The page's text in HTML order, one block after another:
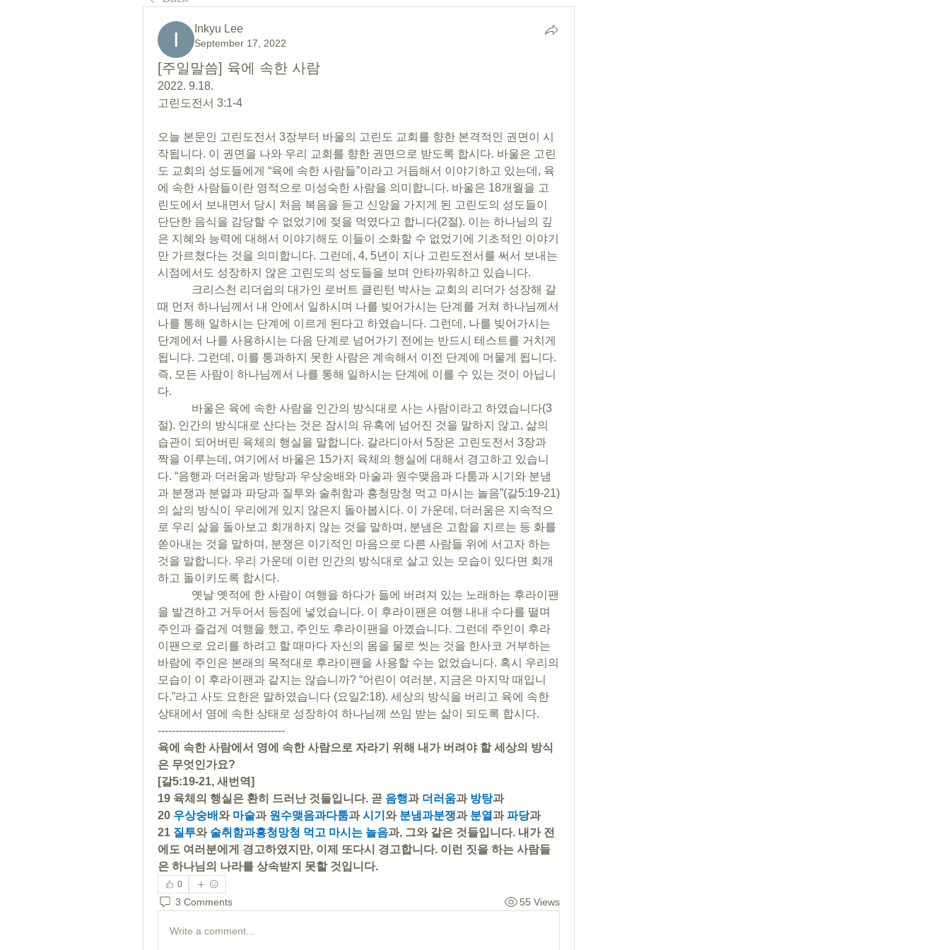
Inkyu Lee
September 17, 2022
[주일말씀] 육에 속한 사람
2022. 9.18.
고린도전서 3:1-4
오늘 본문인 고린도전서 3장부터 바울의 고린도 교회를 향한 본격적인 권면이 시
작됩니다. 이 권면을 나와 우리 교회를 향한 권면으로 받도록 합시다. 바울은 고린
도 교회의 성도들에게 “육에 속한 사람들”이라고 거듭해서 이야기하고 있는데, 육
에 속한 사람들이란 영적으로 미성숙한 사람을 의미합니다. 바울은 18개월을 고
린도에서 보내면서 당시 처음 복음을 듣고 신앙을 가지게 된 고린도의 성도들이
단단한 음식을 감당할 수 없었기에 젖을 먹였다고 합니다(2절). 이는 하나님의 깊
은 지혜와 능력에 대해서 이야기해도 이들이 소화할 수 없었기에 기초적인 이야기
만 가르쳤다는 것을 의미합니다. 그런데, 4, 5년이 지나 고린도전서를 써서 보내는
시점에서도 성장하지 않은 고린도의 성도들을 보며 안타까워하고 있습니다.
때 먼저 하나님께서 내 안에서 일하시며 나를 빚어가시는 단계를 거쳐 하나님께서
나를 통해 일하시는 단계에 이르게 된다고 하였습니다. 그런데, 나를 빚어가시는
단계에서 나를 사용하시는 다음 단계로 넘어가기 전에는 반드시 테스트를 거치게
됩니다. 그런데, 이를 통과하지 못한 사람은 계속해서 이전 단계에 머물게 됩니다.
즉, 모든 사람이 하나님께서 나를 통해 일하시는 단계에 이를 수 있는 것이 아닙니
다.
절). 인간의 방식대로 산다는 것은 잠시의 유혹에 넘어진 것을 말하지 않고, 삶의
습관이 되어버린 육체의 행실을 말합니다. 갈라디아서 5장은 고린도전서 3장과
짝을 이루는데, 여기에서 바울은 15가지 육체의 행실에 대해서 경고하고 있습니
다. “음행과 더러움과 방탕과 우상숭배와 마술과 원수맺음과 다툼과 시기와 분냄
과 분쟁과 분열과 파당과 질투와 술취함과 흥청망청 먹고 마시는 놀음”(갈5:19-21)
의 삶의 방식이 우리에게 있지 않은지 돌아봅시다. 이 가운데, 더러움은 지속적으
로 우리 삶을 돌아보고 회개하지 않는 것을 말하며, 분냄은 고함을 지르는 등 화를
쏟아내는 것을 말하며, 분쟁은 이기적인 마음으로 다른 사람들 위에 서고자 하는
것을 말합니다. 우리 가운데 이런 인간의 방식대로 살고 있는 모습이 있다면 회개
하고 돌이키도록 합시다.
을 발견하고 거두어서 등짐에 넣었습니다. 이 후라이팬은 여행 내내 수다를 떨며
주인과 즐겁게 여행을 했고, 주인도 후라이팬을 아꼈습니다. 그런데 주인이 후라
이팬으로 요리를 하려고 할 때마다 자신의 몸을 물로 씻는 것을 한사코 거부하는
바람에 주인은 본래의 목적대로 후라이팬을 사용할 수는 없었습니다. 혹시 우리의
모습이 이 후라이팬과 같지는 않습니까? “어린이 여러분, 지금은 마지막 때입니
다.”라고 사도 요한은 말하였습니다 (요일2:18). 세상의 방식을 버리고 육에 속한
상태에서 영에 속한 상태로 성장하여 하나님께 쓰임 받는 삶이 되도록 합시다.
------------------------------------
육에 속한 사람에서 영에 속한 사람으로 자라기 위해 내가 버려야 할 세상의 방식
은 무엇인가요?
[갈5:19-21, 새번역]
19 육체의 행실은 환히 드러난 것들입니다. 곧 음행과 더러움과 방탕과
20 우상숭배 와 마술과 원수맺음과다툼과 시기 와 분냄과분쟁과 분열과 파당과
21 질투와 술취함과흥청망청 먹고 마시는 놀음과, 그와 같은 것들입니다. 내가 전
에도 여러분에게 경고하였지만, 이제 또다시 경고합니다. 이런 짓을 하는 사람들
은 하나님의 나라를 상속받지 못할 것입니다.
0
3 Comments 55 Views
Write a comment...